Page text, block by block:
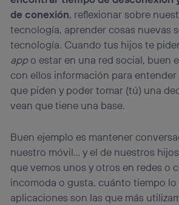
de conexión, reflexionar sobre
tecnología, aprender cosas nuevas
tecnología. Cuando tus hijos te
appo estar en una red social, buen
con ellos información para entender
que piden y poder tomar (tú) una
vean que tiene una base.
Buen ejemplo es mantener
nuestro móvil… y el de nuestros
que vemos unos y otros en redes o
incomoda o gusta, cuánto tiempo lo
aplicaciones son las que más